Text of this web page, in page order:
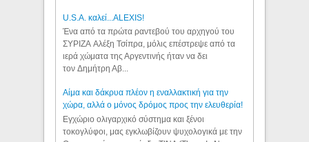
U.S.A. καλεί...ALEXIS!
Ένα από τα πρώτα ραντεβού του αρχηγού του
ΣΥΡΙΖΑ Αλέξη Τσίπρα, μόλις επέστρεψε από τα
ιερά χώματα της Αργεντινής ήταν να δει
τον Δημήτρη Αβ...
Αίμα και δάκρυα πλέον η εναλλακτική για την
χώρα, αλλά ο μόνος δρόμος προς την ελευθερία!
Εγχώριο ολιγαρχικό σύστημα και ξένοι
τοκογλύφοι, μας εγκλωβίζουν ψυχολογικά με την